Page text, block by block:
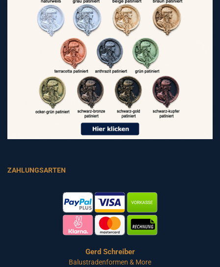
ZAHLUNGSARTEN
Gerd Schreiber
Balustradenformen & More